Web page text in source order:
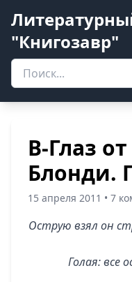
"Книгозавр"
В-Глаз
Блонди.
15 апреля 2011 • 7
Острую взял он
Голая: все